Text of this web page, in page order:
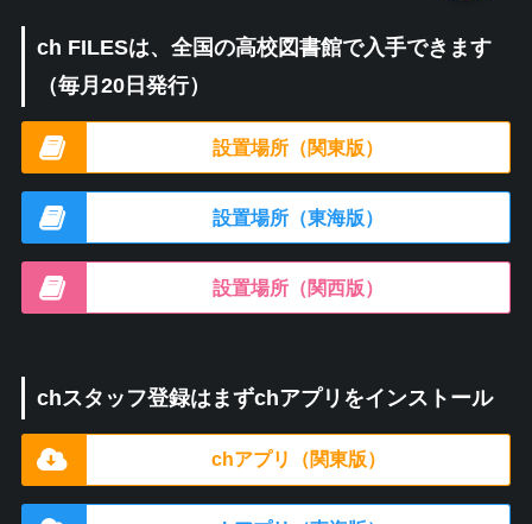
ch FILESは、全国の高校図書館で入手できます
（毎月20日発行）
設置場所（関東版）
設置場所（東海版）
設置場所（関西版）
chスタッフ登録はまずchアプリをインストール
chアプリ（関東版）